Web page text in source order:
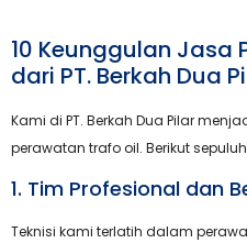
10 Keunggulan Jasa
dari PT. Berkah Dua
Kami di PT. Berkah Dua Pilar
perawatan trafo oil. Berikut
1. Tim Profesional dan
Teknisi kami terlatih dalam